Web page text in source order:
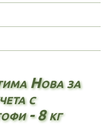
Нова за
с
- 8 кг